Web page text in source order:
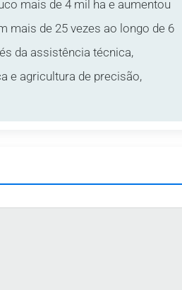
mais de 4 mil ha e aumentou
mais de 25 vezes ao longo de 6
da assistência técnica,
e agricultura de precisão,